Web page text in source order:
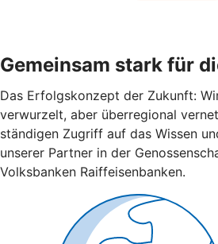
Gemeinsam stark für
Das Erfolgskonzept der Zukunft:
verwurzelt, aber überregional
ständigen Zugriff auf das Wissen
unserer Partner in der
Volksbanken Raiffeisenbanken.